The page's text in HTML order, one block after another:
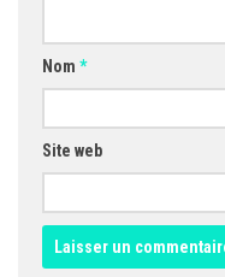
Nom *
Site web